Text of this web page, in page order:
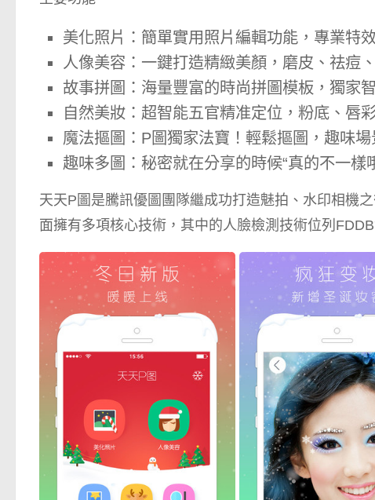
美化照片：簡單實用照片編輯功能，專業特
人像美容：一鍵打造精緻美顏，磨皮、祛痘
故事拼圖：海量豐富的時尚拼圖模板，獨家
自然美妝：超智能五官精准定位，粉底、唇
魔法摳圖：P圖獨家法寶！輕鬆摳圖，趣味
趣味多圖：秘密就在分享的時候“真的不一
天天P圖是騰訊優圖團隊繼成功打造魅拍、水印相機
面擁有多項核心技術，其中的人臉檢測技術位列